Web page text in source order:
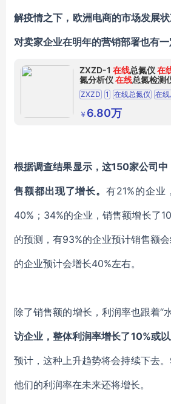
解疫情之下，欧洲电商的市场发展
对卖家企业在明年的营销部署也有一
ZXZD-1 在线总氮仪在
氮分析仪在线总氮检测
ZXZD 1 在线总氮仪 在
在线总氮分析仪
￥ 6.80万
根据调查结果显示，这150家公司
售额都出现了增长。有21%的企业
40%；34%的企业，销售额增长了
的预测，有93%的企业预计销售额
的企业预计会增长40%左右。
除了销售额的增长，利润率也跟着“
访企业，整体利润率增长了10%或以
预计，这种上升趋势将会持续下去。
他们的利润率在未来还将增长。